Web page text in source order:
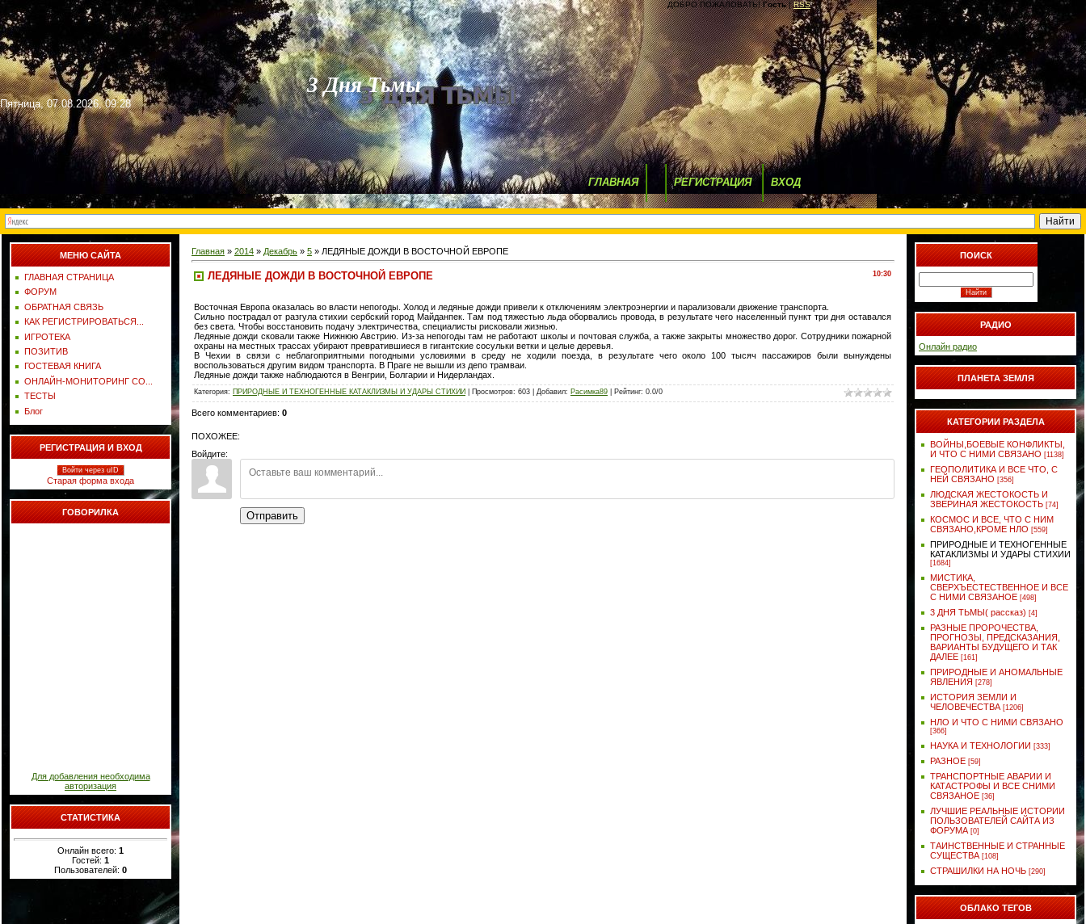
Пятница, 07.08.2026, 09:28
ДОБРО ПОЖАЛОВАТЬ! Гость|RSS
3 Дня Тьмы
ГЛАВНАЯ РЕГИСТРАЦИЯ ВХОД
МЕНЮ САЙТА
ГЛАВНАЯ СТРАНИЦА
ФОРУМ
ОБРАТНАЯ СВЯЗЬ
КАК РЕГИСТРИРОВАТЬСЯ...
ИГРОТЕКА
ПОЗИТИВ
ГОСТЕВАЯ КНИГА
ОНЛАЙН-МОНИТОРИНГ СО...
ТЕСТЫ
Блог
РЕГИСТРАЦИЯ И ВХОД
Войти через uID
Старая форма входа
ГОВОРИЛКА
Для добавления необходима
авторизация
СТАТИСТИКА
Онлайн всего: 1
Гостей: 1
Пользователей: 0
Главная » 2014 » Декабрь » 5 » ЛЕДЯНЫЕ ДОЖДИ В ВОСТОЧНОЙ ЕВРОПЕ
10:30
ЛЕДЯНЫЕ ДОЖДИ В ВОСТОЧНОЙ ЕВРОПЕ
Восточная Европа оказалась во власти непогоды. Холод и ледяные дожди привели к отключениям электроэнергии и парализовали движение транспорта.
Сильно пострадал от разгула стихии сербский город Майданпек. Там под тяжестью льда оборвались провода, в результате чего населенный пункт три дня оставался
без света. Чтобы восстановить подачу электричества, специалисты рисковали жизнью.
Ледяные дожди сковали также Нижнюю Австрию. Из-за непогоды там не работают школы и почтовая служба, а также закрыты множество дорог. Сотрудники пожарной
охраны на местных трассах убирают превратившиеся в гигантские сосульки ветки и целые деревья.
В Чехии в связи с неблагоприятными погодными условиями в среду не ходили поезда, в результате чего около 100 тысяч пассажиров были вынуждены
воспользоваться другим видом транспорта. В Праге не вышли из депо трамваи.
Ледяные дожди также наблюдаются в Венгрии, Болгарии и Нидерландах.
Категория: ПРИРОДНЫЕ И ТЕХНОГЕННЫЕ КАТАКЛИЗМЫ И УДАРЫ СТИХИИ Просмотров: 603 Добавил: Расимка89 Рейтинг: 0.0/0
Всего комментариев: 0
ПОХОЖЕЕ:
Войдите:
Отправить
ПОИСК
РАДИО
Онлайн радио
ПЛАНЕТА ЗЕМЛЯ
КАТЕГОРИИ РАЗДЕЛА
ВОЙНЫ,БОЕВЫЕ КОНФЛИКТЫ,
И ЧТО С НИМИ СВЯЗАНО [1138]
ГЕОПОЛИТИКА И ВСЕ ЧТО, С
НЕЙ СВЯЗАНО [356]
ЛЮДСКАЯ ЖЕСТОКОСТЬ И
ЗВЕРИНАЯ ЖЕСТОКОСТЬ [74]
КОСМОС И ВСЕ, ЧТО С НИМ
СВЯЗАНО,КРОМЕ НЛО [559]
ПРИРОДНЫЕ И ТЕХНОГЕННЫЕ
КАТАКЛИЗМЫ И УДАРЫ СТИХИИ
[1684]
МИСТИКА,
СВЕРХЪЕСТЕСТВЕННОЕ И ВСЕ
С НИМИ СВЯЗАНОЕ [498]
3 ДНЯ ТЬМЫ( рассказ) [4]
РАЗНЫЕ ПРОРОЧЕСТВА,
ПРОГНОЗЫ, ПРЕДСКАЗАНИЯ,
ВАРИАНТЫ БУДУЩЕГО И ТАК
ДАЛЕЕ [161]
ПРИРОДНЫЕ И АНОМАЛЬНЫЕ
ЯВЛЕНИЯ [278]
ИСТОРИЯ ЗЕМЛИ И
ЧЕЛОВЕЧЕСТВА [1206]
НЛО И ЧТО С НИМИ СВЯЗАНО
[366]
НАУКА И ТЕХНОЛОГИИ [333]
РАЗНОЕ [59]
ТРАНСПОРТНЫЕ АВАРИИ И
КАТАСТРОФЫ И ВСЕ СНИМИ
СВЯЗАНОЕ [36]
ЛУЧШИЕ РЕАЛЬНЫЕ ИСТОРИИ
ПОЛЬЗОВАТЕЛЕЙ САЙТА ИЗ
ФОРУМА [0]
ТАИНСТВЕННЫЕ И СТРАННЫЕ
СУЩЕСТВА [108]
СТРАШИЛКИ НА НОЧЬ [290]
ОБЛАКО ТЕГОВ